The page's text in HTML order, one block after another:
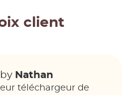
client
by Nathan
téléchargeur de